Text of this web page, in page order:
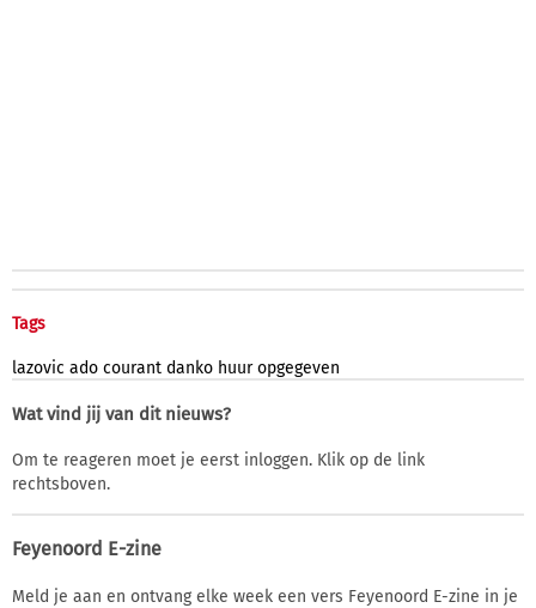
Tags
lazovic ado courant danko huur opgegeven
Wat vind jij van dit nieuws?
Om te reageren moet je eerst inloggen. Klik op de link
rechtsboven.
Feyenoord E-zine
Meld je aan en ontvang elke week een vers Feyenoord E-zine in je